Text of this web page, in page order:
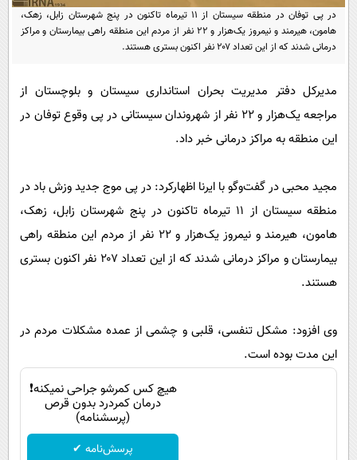
سرگرمی
فناوری
حوادث
محیط زیست
فرهنگی
بین الملل
اجتماعی
پیامک
روانشناسی
دانلود
در پی توفان در منطقه سیستان از ۱۱ تیرماه تاکنون در پنج شهرستان زابل، زهک،
هامون، هیرمند و نیمروز یک‌هزار و ۲۲ نفر از مردم این منطقه‏ راهی بیمارستان و مراکز
درمانی شدند که از این تعداد ۲۰۷ نفر اکنون بستری هستند.
مدیرکل دفتر مدیریت بحران استانداری سیستان و بلوچستان از
مراجعه یک‌هزار و ۲۲ نفر از شهروندان سیستانی در پی وقوع توفان در
این منطقه به مراکز درمانی خبر داد.
مجید محبی در گفت‌وگو با ایرنا اظهارکرد: در پی موج جدید وزش باد در
منطقه سیستان از ۱۱ تیرماه تاکنون در پنج شهرستان زابل، زهک،
هامون، هیرمند و نیمروز یک‌هزار و ۲۲ نفر از مردم این منطقه‏ راهی
بیمارستان و مراکز درمانی شدند که از این تعداد ۲۰۷ نفر اکنون بستری
هستند.
وی افزود: مشکل تنفسی، قلبی و چشمی از عمده مشکلات مردم در
این مدت بوده است.
هیچ کس کمرشو جراحی نمیکنه❗
درمان کمردرد بدون قرص
(پرسشنامه)
پرسش‌نامه ✔